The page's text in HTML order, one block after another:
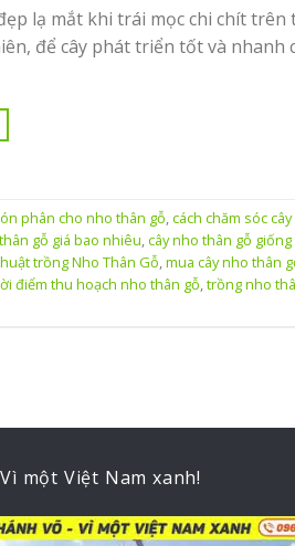
lạ mắt khi trái mọc chi chít trên
để cây phát triển tốt và nhanh
phân cho nho thân gỗ,cách chăm sóc
gỗ giá bao nhiêu,cây nho thân gỗ
trồng Nho Thân Gỗ,mua cây nho thân
điểm thu hoạch nho thân gỗ,trồng nho
một Việt Nam xanh!